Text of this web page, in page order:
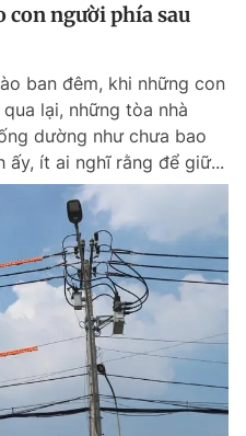
con người phía sau
ban đêm, khi những con
lại, những tòa nhà
dường như chưa bao
ấy, ít ai nghĩ rằng để giữ...